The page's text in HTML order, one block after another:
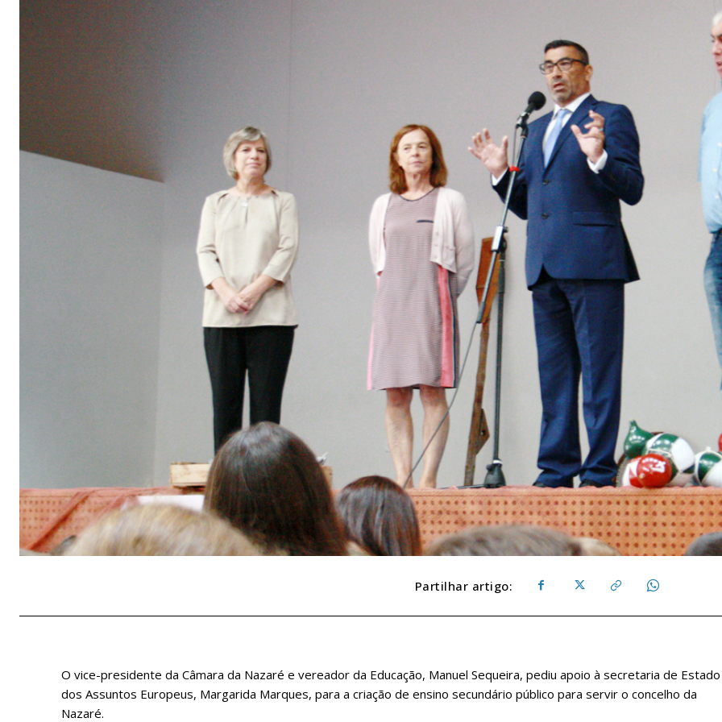
Partilhar artigo:
O vice-presidente da Câmara da Nazaré e vereador da Educação, Manuel Sequeira, pediu apoio à secretaria de Estado
dos Assuntos Europeus, Margarida Marques, para a criação de ensino secundário público para servir o concelho da
Nazaré.